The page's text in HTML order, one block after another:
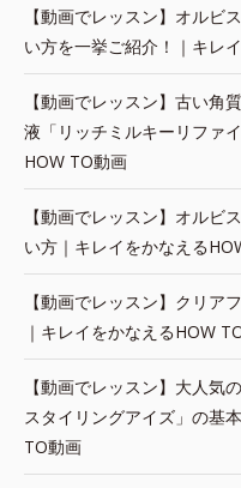
【動画でレッスン】オルビ
い方を一挙ご紹介！｜キレ
【動画でレッスン】古い角
液「リッチミルキーリファ
HOW TO動画
【動画でレッスン】オルビ
い方｜キレイをかなえる
【動画でレッスン】クリア
｜キレイをかなえるHOW
【動画でレッスン】大人気
スタイリングアイズ」の基
TO動画